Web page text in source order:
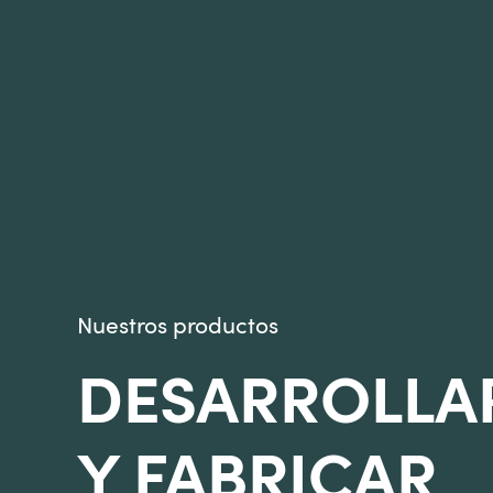
Nuestros productos
Y FABRICAR